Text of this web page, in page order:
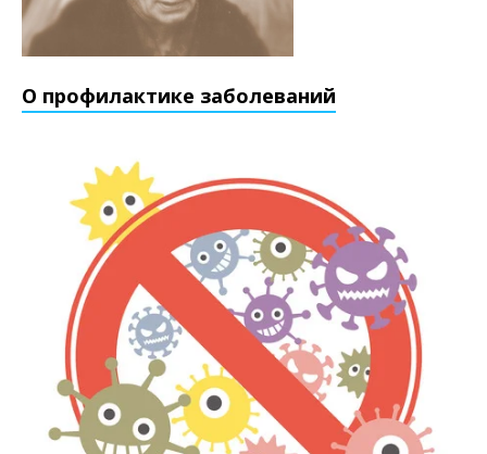
О профилактике заболеваний